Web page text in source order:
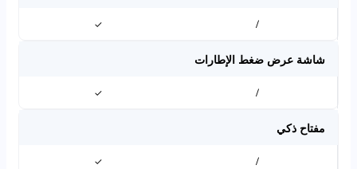
/
✓
شاشة عرض ضغط الإطارات
/
✓
مفتاح ذكي
/
✓